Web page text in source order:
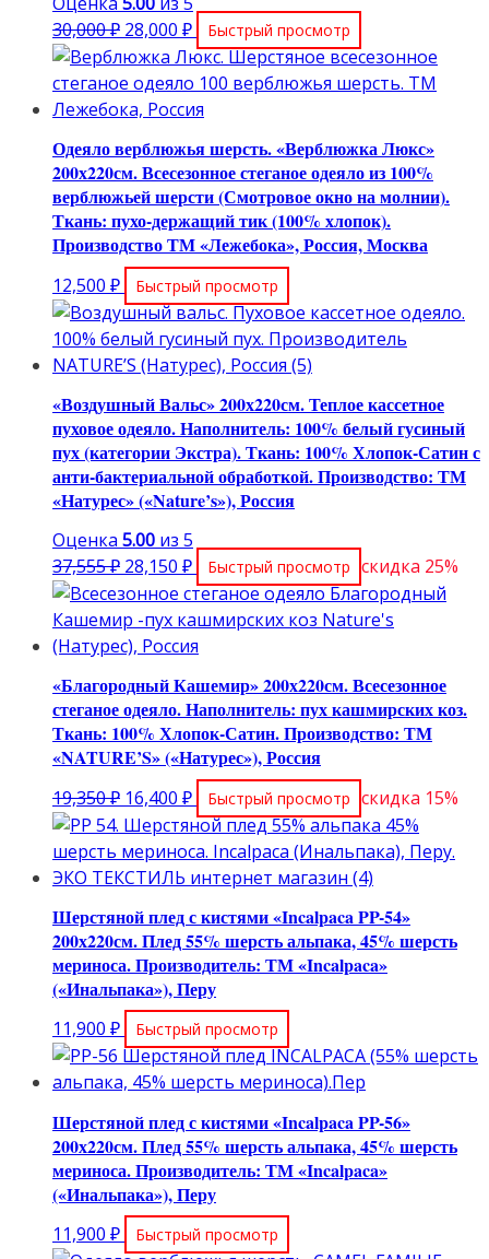
30,000₽ Первоначальная
цена
составляла
30,000 ₽.
28,000 ₽Текущая
цена:
28,000 ₽.
Быстрый просмотр
Одеяло верблюжья шерсть. «Верблюжка Люкс»
200х220см. Всесезонное стеганое одеяло из 100%
верблюжьей шерсти (Смотровое окно на молнии).
Ткань: пухо-держащий тик (100% хлопок).
Производство ТМ «Лежебока», Россия, Москва
12,500 ₽ Быстрый просмотр
«Воздушный Вальс» 200х220см. Теплое кассетное
пуховое одеяло. Наполнитель: 100% белый гусиный
пух (категории Экстра). Ткань: 100% Хлопок-Сатин с
анти-бактериальной обработкой. Производство: ТМ
«Натурес» («Nature’s»), Россия
Оценка 5.00 из 5
37,555₽ Первоначальная
цена
составляла
37,555 ₽.
28,150 ₽Текущая
цена:
28,150 ₽.
Быстрый просмотр скидка 25%
«Благородный Кашемир» 200х220см. Всесезонное
стеганое одеяло. Наполнитель: пух кашмирских коз.
Ткань: 100% Хлопок-Сатин. Производство: ТМ
«NATURE’S» («Натурес»), Россия
19,350₽ Первоначальная
цена
составляла
19,350 ₽.
16,400 ₽Текущая
цена:
16,400 ₽.
Быстрый просмотр скидка 15%
Шерстяной плед с кистями «Incalpaca PP-54»
200х220см. Плед 55% шерсть альпака, 45% шерсть
мериноса. Производитель: ТМ «Incalpaca»
(«Инальпака»), Перу
11,900 ₽ Быстрый просмотр
Шерстяной плед с кистями «Incalpaca PP-56»
200х220см. Плед 55% шерсть альпака, 45% шерсть
мериноса. Производитель: ТМ «Incalpaca»
(«Инальпака»), Перу
11,900 ₽ Быстрый просмотр